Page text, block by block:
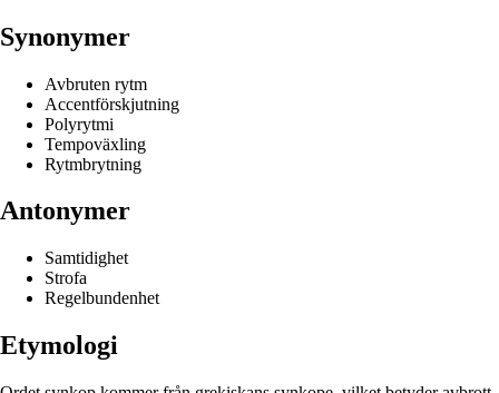
Synonymer
Avbruten rytm
Accentförskjutning
Polyrytmi
Tempoväxling
Rytmbrytning
Antonymer
Samtidighet
Strofa
Regelbundenhet
Etymologi